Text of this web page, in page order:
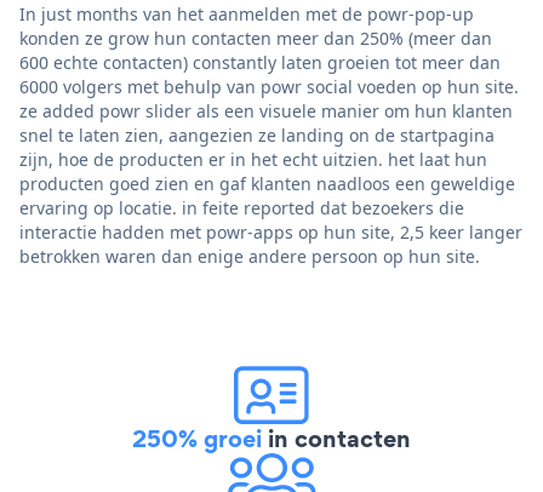
In just months van het aanmelden met de powr-pop-up
konden ze grow hun contacten meer dan 250% (meer dan
600 echte contacten) constantly laten groeien tot meer dan
6000 volgers met behulp van powr social voeden op hun site.
ze added powr slider als een visuele manier om hun klanten
snel te laten zien, aangezien ze landing on de startpagina
zijn, hoe de producten er in het echt uitzien. het laat hun
producten goed zien en gaf klanten naadloos een geweldige
ervaring op locatie. in feite reported dat bezoekers die
interactie hadden met powr-apps op hun site, 2,5 keer langer
betrokken waren dan enige andere persoon op hun site.
250% groei in contacten